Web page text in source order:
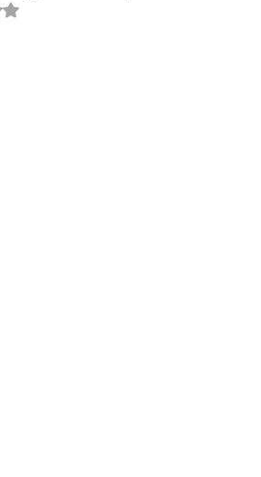
com NaN de 5 estrelas.